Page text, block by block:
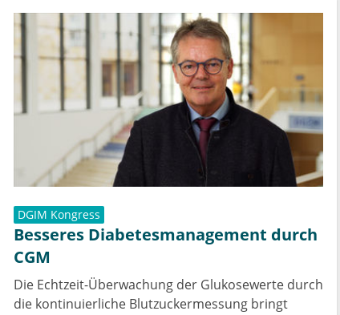
DGIM Kongress
Besseres Diabetesmanagement durch
CGM
Die Echtzeit-Überwachung der Glukosewerte durch
die kontinuierliche Blutzuckermessung bringt